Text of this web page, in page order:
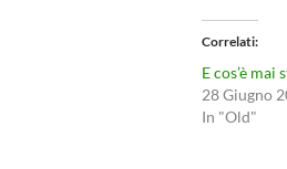
Correlati
E cos’è mai
28 Giugno
In "Old"